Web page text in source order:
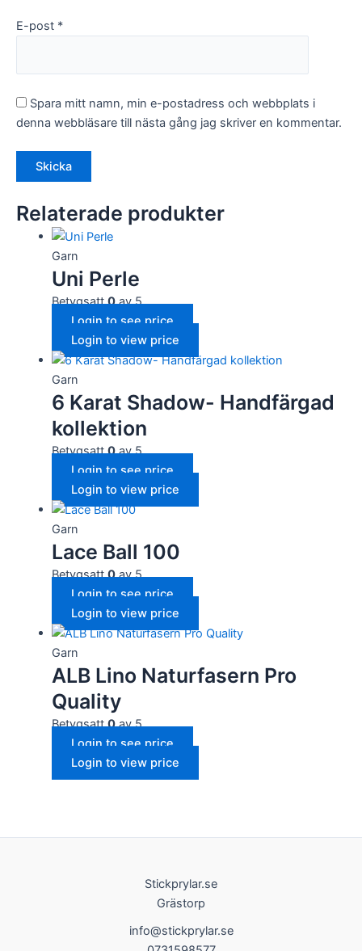
E-post *
Spara mitt namn, min e-postadress och webbplats i
denna webbläsare till nästa gång jag skriver en kommentar.
Relaterade produkter
Garn
Uni Perle
Betygsatt0av 5
Login to see price
Login to view price
Garn
6 Karat Shadow- Handfärgad
kollektion
Betygsatt0av 5
Login to see price
Login to view price
Garn
Lace Ball 100
Betygsatt0av 5
Login to see price
Login to view price
Garn
ALB Lino Naturfasern Pro
Quality
Betygsatt0av 5
Login to see price
Login to view price
Stickprylar.se
Grästorp
info@stickprylar.se